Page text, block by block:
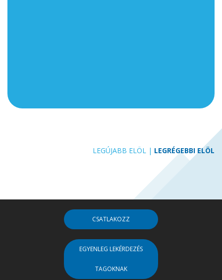
LEGÚJABB ELÖL | LEGRÉGEBBI ELÖL
CSATLAKOZZ
EGYENLEG LEKÉRDEZÉS
TAGOKNAK